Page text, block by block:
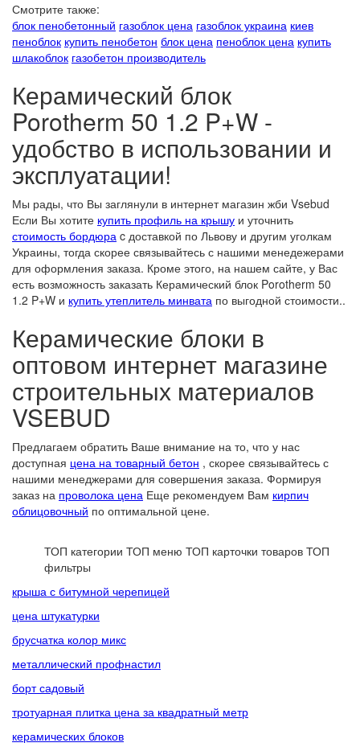
Смотрите также:
блок пенобетонный газоблок цена газоблок украина киев
пеноблок купить пенобетон блок цена пеноблок цена купить
шлакоблок газобетон производитель
Керамический блок
Porotherm 50 1.2 P+W -
удобство в использовании и
эксплуатации!
Мы рады, что Вы заглянули в интернет магазин жби Vsebud
Если Вы хотите купить профиль на крышу и уточнить
стоимость бордюра c доставкой по Львову и другим уголкам
Украины, тогда скорее связывайтесь с нашими менедежерами
для оформления заказа. Кроме этого, на нашем сайте, у Вас
есть возможность заказать Керамический блок Porotherm 50
1.2 P+W и купить утеплитель минвата по выгодной стоимости..
Керамические блоки в
оптовом интернет магазине
строительных материалов
VSEBUD
Предлагаем обратить Ваше внимание на то, что у нас
доступная цена на товарный бетон , скорее связывайтесь с
нашими менеджерами для совершения заказа. Формируя
заказ на проволока цена Еще рекомендуем Вам кирпич
облицовочный по оптимальной цене.
ТОП категории ТОП меню ТОП карточки товаров ТОП
фильтры
крыша с битумной черепицей
цена штукатурки
брусчатка колор микс
металлический профнастил
борт садовый
тротуарная плитка цена за квадратный метр
керамических блоков